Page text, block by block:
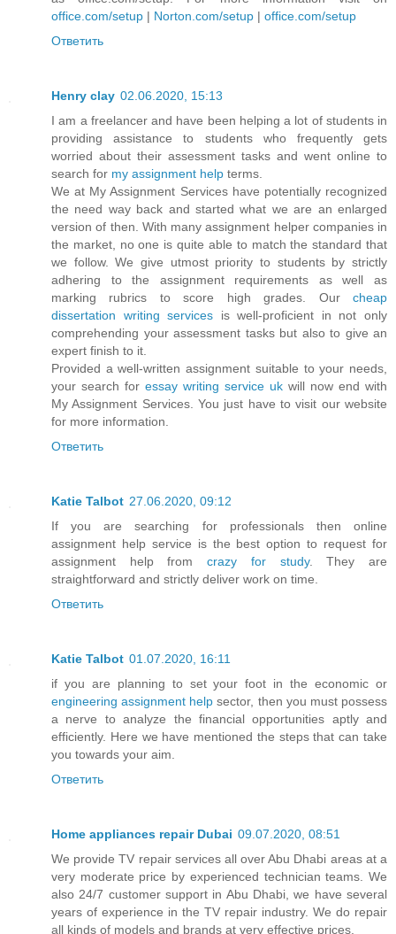
office.com/setup | Norton.com/setup | office.com/setup
Ответить
Henry clay 02.06.2020, 15:13
I am a freelancer and have been helping a lot of students in
providing assistance to students who frequently gets
worried about their assessment tasks and went online to
search for my assignment help terms.
We at My Assignment Services have potentially recognized
the need way back and started what we are an enlarged
version of then. With many assignment helper companies in
the market, no one is quite able to match the standard that
we follow. We give utmost priority to students by strictly
adhering to the assignment requirements as well as
marking rubrics to score high grades. Our cheap
dissertation writing services is well-proficient in not only
comprehending your assessment tasks but also to give an
expert finish to it.
Provided a well-written assignment suitable to your needs,
your search for essay writing service uk will now end with
My Assignment Services. You just have to visit our website
for more information.
Ответить
Katie Talbot 27.06.2020, 09:12
If you are searching for professionals then online
assignment help service is the best option to request for
assignment help fromcrazy for study. They are
straightforward and strictly deliver work on time.
Ответить
Katie Talbot 01.07.2020, 16:11
if you are planning to set your foot in the economic or
engineering assignment help sector, then you must possess
a nerve to analyze the financial opportunities aptly and
efficiently. Here we have mentioned the steps that can take
you towards your aim.
Ответить
Home appliances repair Dubai 09.07.2020, 08:51
We provide TV repair services all over Abu Dhabi areas at a
very moderate price by experienced technician teams. We
also 24/7 customer support in Abu Dhabi, we have several
years of experience in the TV repair industry. We do repair
all kinds of models and brands at very effective prices.